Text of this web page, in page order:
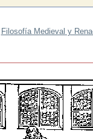
Filosofía Medieval y